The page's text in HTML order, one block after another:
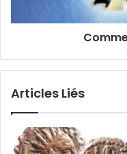
Articles Liés